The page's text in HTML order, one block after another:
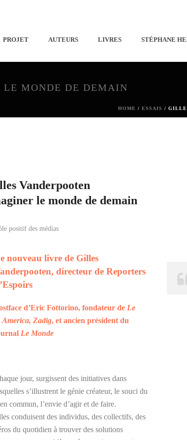
PROJET AUTEURS LIVRES STÉPHANE
LE MONDE DE DEMAIN
HOME / ESSAIS /
Vanderpooten
le monde de demain
positif des médias
nouveau livre de Gilles
directeur de Reporters
d’Eric Fottorino, fondateur de Le
America, Zadig, et ancien président du
Le Monde
jour, surgissent des initiatives dans
s’illustrent le génie créateur, le souci du
commun, l’envie d’agir et de faire.
conduisent des individus, des collectifs, des
du quotidien à trouver des solutions